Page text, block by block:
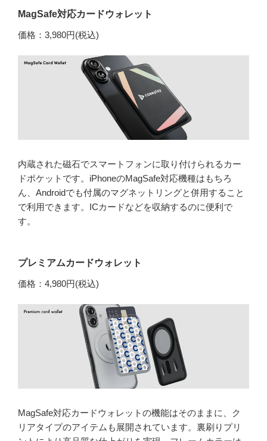
MagSafe対応カードウォレット
価格：3,980円(税込)
内蔵された磁石でスマートフォンに取り付けられるカー
ドポケットです。iPhoneのMagSafe対応機種はもちろ
ん、Androidでも付属のマグネットリングと併用すること
で利用できます。ICカードなどを収納するのに便利で
す。
プレミアムカードウォレット
価格：4,980円(税込)
MagSafe対応カードウォレットの機能はそのままに、ク
リアタイプのアイテムも展開されています。裏刷りプリ